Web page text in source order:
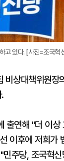
고 있다. [사진=조국혁
상대책위원장
출연해 "더 이상
이후에 저희가
주당, 조국혁